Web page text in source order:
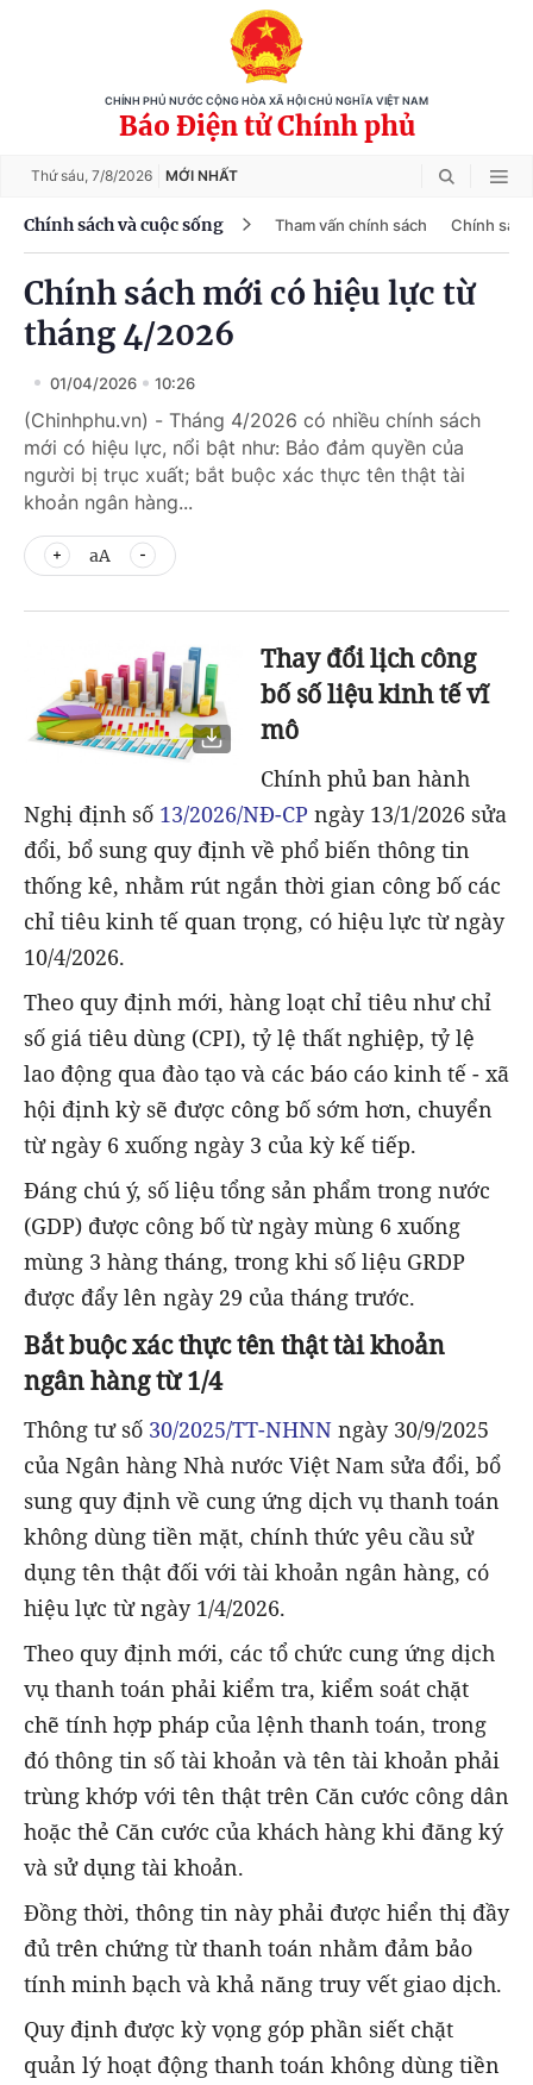
CHÍNH PHỦ NƯỚC CỘNG HÒA XÃ HỘI CHỦ NGHĨA VIỆT NAM
Báo Điện tử Chính phủ
Thứ sáu, 7/8/2026 MỚI NHẤT
Chính sách và cuộc sống Tham vấn chính sách Chính
Chính sách mới có hiệu lực từ
tháng 4/2026
01/04/2026 10:26
(Chinhphu.vn) - Tháng 4/2026 có nhiều chính sách
mới có hiệu lực, nổi bật như: Bảo đảm quyền của
người bị trục xuất; bắt buộc xác thực tên thật tài
khoản ngân hàng...
aA
Thay đổi lịch công
bố số liệu kinh tế vĩ
mô
Chính phủ ban hành
Nghị định số 13/2026/NĐ-CP ngày 13/1/2026 sửa
đổi, bổ sung quy định về phổ biến thông tin
thống kê, nhằm rút ngắn thời gian công bố các
chỉ tiêu kinh tế quan trọng, có hiệu lực từ ngày
10/4/2026.
Theo quy định mới, hàng loạt chỉ tiêu như chỉ
số giá tiêu dùng (CPI), tỷ lệ thất nghiệp, tỷ lệ
lao động qua đào tạo và các báo cáo kinh tế - xã
hội định kỳ sẽ được công bố sớm hơn, chuyển
từ ngày 6 xuống ngày 3 của kỳ kế tiếp.
Đáng chú ý, số liệu tổng sản phẩm trong nước
(GDP) được công bố từ ngày mùng 6 xuống
mùng 3 hàng tháng, trong khi số liệu GRDP
được đẩy lên ngày 29 của tháng trước.
Bắt buộc xác thực tên thật tài khoản
ngân hàng từ 1/4
Thông tư số 30/2025/TT-NHNN ngày 30/9/2025
của Ngân hàng Nhà nước Việt Nam sửa đổi, bổ
sung quy định về cung ứng dịch vụ thanh toán
không dùng tiền mặt, chính thức yêu cầu sử
dụng tên thật đối với tài khoản ngân hàng, có
hiệu lực từ ngày 1/4/2026.
Theo quy định mới, các tổ chức cung ứng dịch
vụ thanh toán phải kiểm tra, kiểm soát chặt
chẽ tính hợp pháp của lệnh thanh toán, trong
đó thông tin số tài khoản và tên tài khoản phải
trùng khớp với tên thật trên Căn cước công dân
hoặc thẻ Căn cước của khách hàng khi đăng ký
và sử dụng tài khoản.
Đồng thời, thông tin này phải được hiển thị đầy
đủ trên chứng từ thanh toán nhằm đảm bảo
tính minh bạch và khả năng truy vết giao dịch.
Quy định được kỳ vọng góp phần siết chặt
quản lý hoạt động thanh toán không dùng tiền